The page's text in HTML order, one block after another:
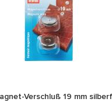
Verschluß 19 mm